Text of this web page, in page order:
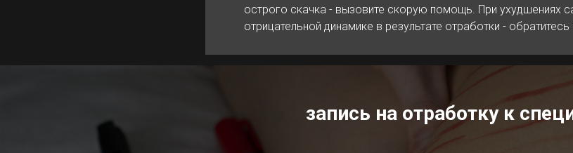
острого скачка - вызовите скорую помощь. При ухудшениях
отрицательной динамике в результате отработки -
запись на отработку к